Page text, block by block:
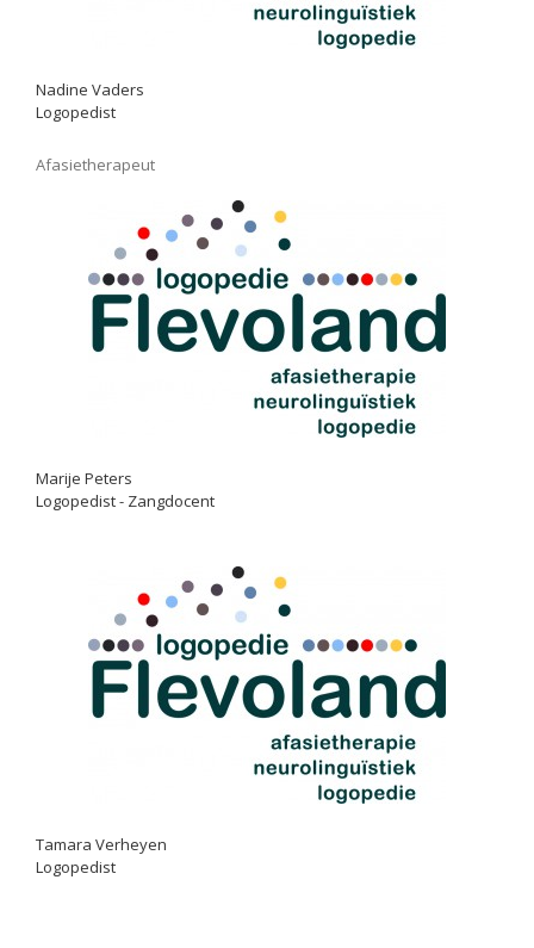
Nadine Vaders
Logopedist
Afasietherapeut
Marije Peters
Logopedist - Zangdocent
Tamara Verheyen
Logopedist